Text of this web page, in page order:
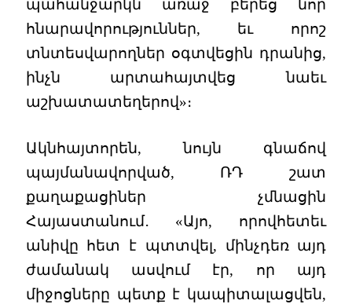
պահանջարկն առաջ բերեց նոր
հնարավորություններ, եւ որոշ
տնտեսվարողներ օգտվեցին դրանից,
ինչն արտահայտվեց նաեւ
աշխատատեղերով»։
Ակնհայտորեն, նույն գնաճով
պայմանավորված, ՌԴ շատ
քաղաքացիներ չմնացին
Հայաստանում․ «Այո, որովհետեւ
անիվը հետ է պտտվել, մինչդեռ այդ
ժամանակ ասվում էր, որ այդ
միջոցները պետք է կապիտալացվեն,